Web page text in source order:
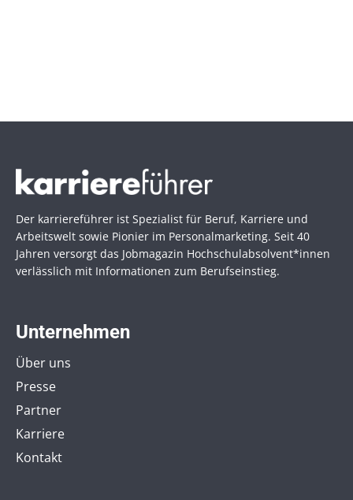
Der karriereführer ist Spezialist für Beruf, Karriere und
Arbeitswelt sowie Pionier im Personal­marketing. Seit 40
Jahren versorgt das Jobmagazin Hochschul­absolvent*innen
verlässlich mit Informationen zum Berufseinstieg.
Unternehmen
Über uns
Presse
Partner
Karriere
Kontakt